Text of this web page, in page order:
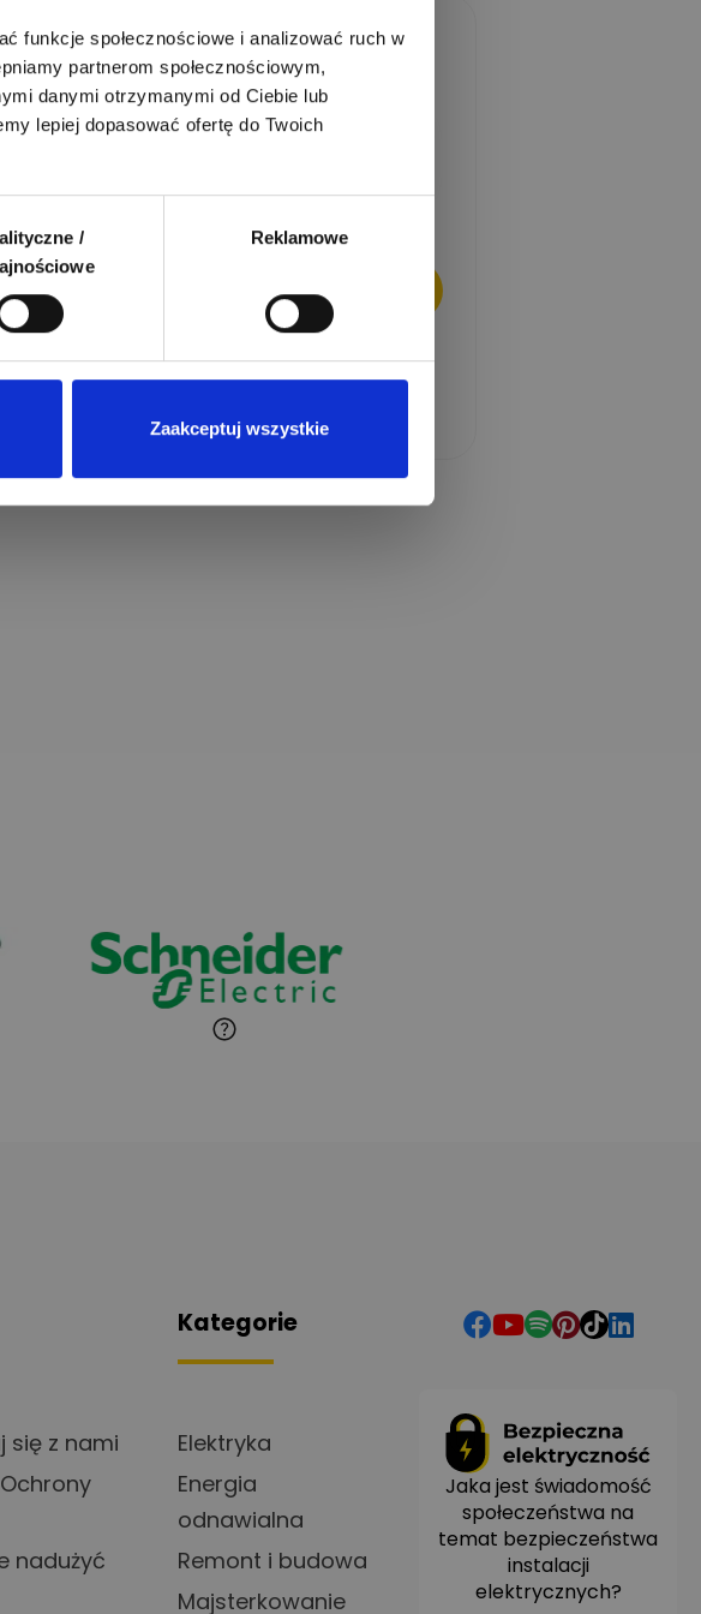
funkcje społecznościowe i analizować ruch w
partnerom społecznościowym,
danymi otrzymanymi od Ciebie lub
lepiej dopasować ofertę do Twoich
/
Reklamowe
Zaakceptuj wszystkie
Zaloguj się i zadaj pytanie
się z nami
nadużyć
Kategorie
Elektryka
Energia
odnawialna
Remont i budowa
Majsterkowanie
Jaka jest świadomość
społeczeństwa na
temat bezpieczeństwa
instalacji
elektrycznych?